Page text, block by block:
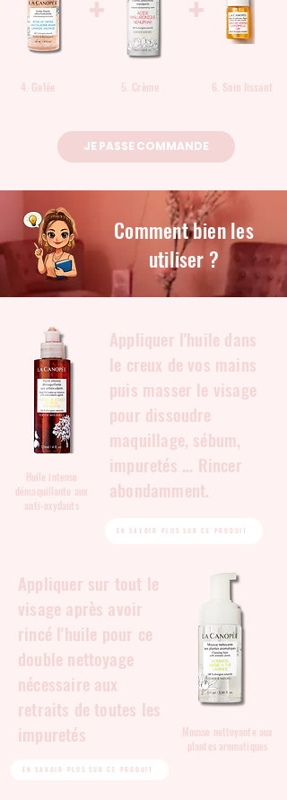
4. Gelée 5. Crème 6. Soin lissant
JE PASSE COMMANDE
Comment bien les
utiliser ?
Huile intense
démaquillante aux
anti-oxydants
Appliquer l'huile dans
le creux de vos mains
puis masser le visage
pour dissoudre
maquillage, sébum,
impuretés ... Rincer
abondamment.
EN SAVOIR PLUS SUR CE PRODUIT
Appliquer sur tout le
visage après avoir
rincé l'huile pour ce
double nettoyage
nécessaire aux
retraits de toutes les
impuretés
Mousse nettoyante aux
plantes aromatiques
EN SAVOIR PLUS SUR CE PRODUIT